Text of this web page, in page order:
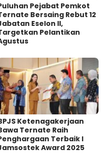
Pejabat Pemkot
Bersaing Rebut 12
Eselon II,
Pelantikan
Ketenagakerjaan
Ternate Raih
Terbaik I
Award 2025